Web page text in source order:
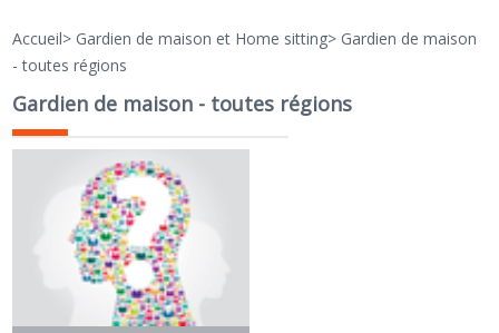
Accueil> Gardien de maison et Home sitting> Gardien de maison
- toutes régions
Gardien de maison - toutes régions